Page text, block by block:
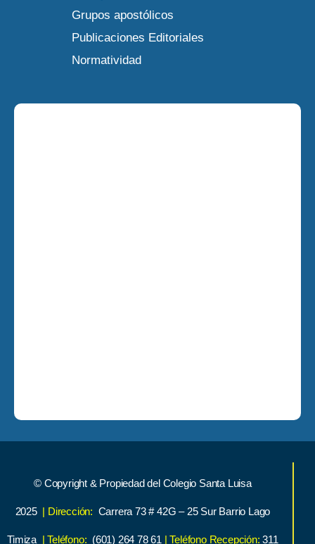
Grupos apostólicos
Publicaciones Editoriales
Normatividad
© Copyright & Propiedad del Colegio Santa Luisa
2025 | Dirección: Carrera 73 # 42G – 25 Sur Barrio Lago
Timiza | Teléfono: (601) 264 78 61 | Teléfono Recepción: 311